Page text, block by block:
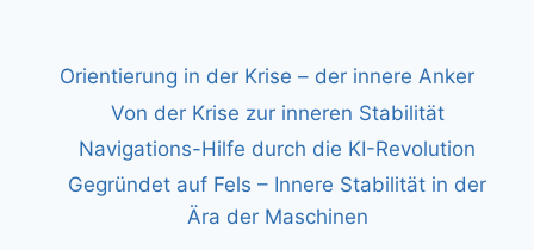
Orientierung in der Krise – der innere Anker
Von der Krise zur inneren Stabilität
Navigations-Hilfe durch die KI-Revolution
Gegründet auf Fels – Innere Stabilität in der
Ära der Maschinen